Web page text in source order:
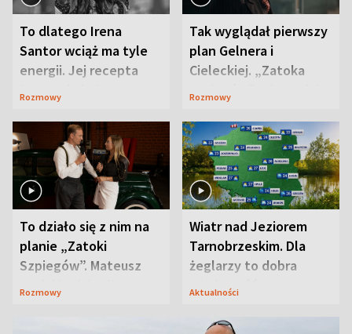
To dlatego Irena
Santor wciąż ma tyle
energii. Jej recepta
jest zaskakująco
Rozmowy
Tak wyglądał pierwszy
plan Gelnera i
Cieleckiej. „Zatoka
szpiegów” od razu ich
Rozmowy
To działo się z nim na
planie „Zatoki
Szpiegów”. Mateusz
Janicki odsłonił
Rozmowy
Wiatr nad Jeziorem
Tarnobrzeskim. Dla
żeglarzy to dobra
wiadomość
Aktualności